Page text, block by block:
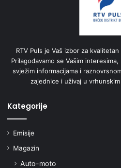
RTV Puls je Vaš izbor za
Prilagođavamo se Vašim
svježim informacijama i
zajednice i uživaj u
Kategorije
Emisije
Magazin
Auto-moto